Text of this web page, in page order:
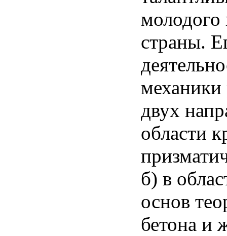
страны.
механики
двух
области
б) в
основ
бетона и